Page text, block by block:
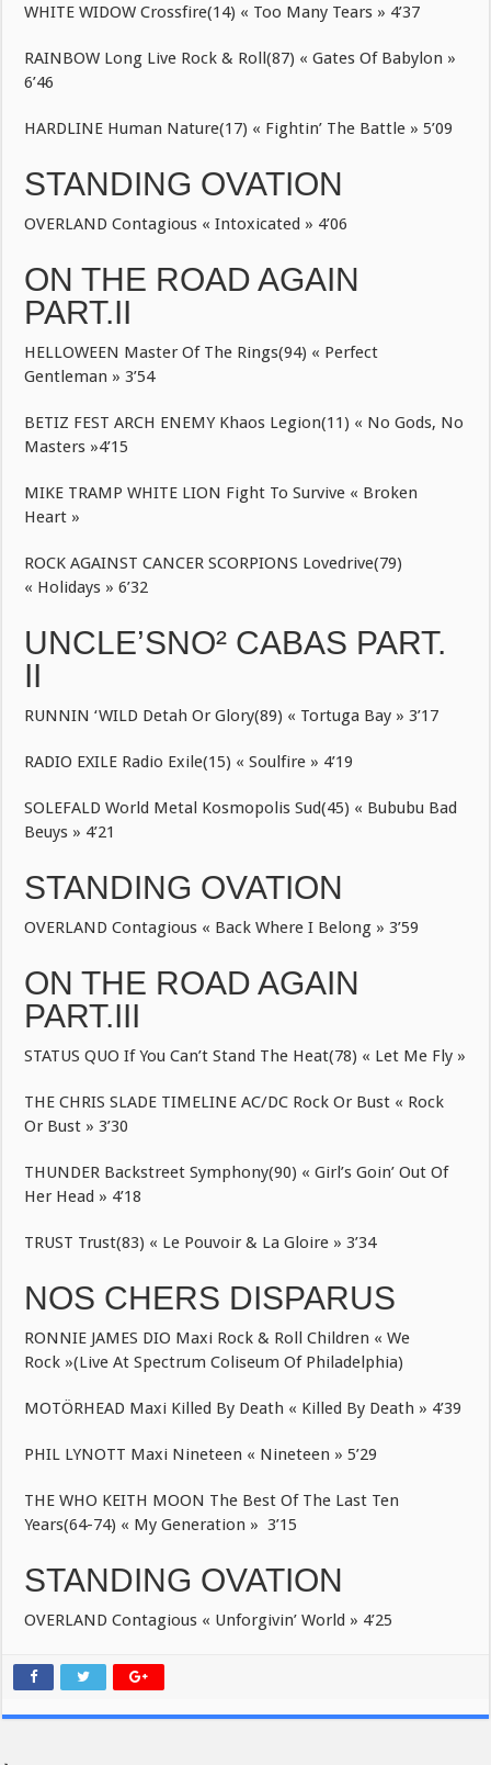
WHITE WIDOW Crossfire(14) « Too Many Tears » 4’37
RAINBOW Long Live Rock & Roll(87) « Gates Of Babylon »
6’46
HARDLINE Human Nature(17) « Fightin’ The Battle » 5’09
STANDING OVATION
OVERLAND Contagious « Intoxicated » 4’06
ON THE ROAD AGAIN
PART.II
HELLOWEEN Master Of The Rings(94) « Perfect
Gentleman » 3’54
BETIZ FEST ARCH ENEMY Khaos Legion(11) « No Gods, No
Masters »4’15
MIKE TRAMP WHITE LION Fight To Survive « Broken
Heart »
ROCK AGAINST CANCER SCORPIONS Lovedrive(79)
« Holidays » 6’32
UNCLE’SNO² CABAS PART.
II
RUNNIN ‘WILD Detah Or Glory(89) « Tortuga Bay » 3’17
RADIO EXILE Radio Exile(15) « Soulfire » 4’19
SOLEFALD World Metal Kosmopolis Sud(45) « Bububu Bad
Beuys » 4’21
STANDING OVATION
OVERLAND Contagious « Back Where I Belong » 3’59
ON THE ROAD AGAIN
PART.III
STATUS QUO If You Can’t Stand The Heat(78) « Let Me Fly »
THE CHRIS SLADE TIMELINE AC/DC Rock Or Bust « Rock
Or Bust » 3’30
THUNDER Backstreet Symphony(90) « Girl’s Goin’ Out Of
Her Head » 4’18
TRUST Trust(83) « Le Pouvoir & La Gloire » 3’34
NOS CHERS DISPARUS
RONNIE JAMES DIO Maxi Rock & Roll Children « We
Rock »(Live At Spectrum Coliseum Of Philadelphia)
MOTÖRHEAD Maxi Killed By Death « Killed By Death » 4’39
PHIL LYNOTT Maxi Nineteen « Nineteen » 5’29
THE WHO KEITH MOON The Best Of The Last Ten
Years(64-74) « My Generation » 3’15
STANDING OVATION
OVERLAND Contagious « Unforgivin’ World » 4’25